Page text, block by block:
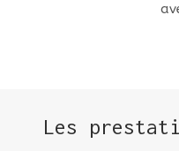
Les